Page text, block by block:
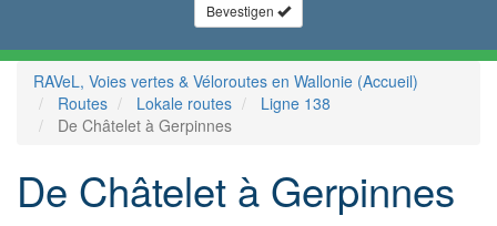
Bevestigen
RAVeL, Voies vertes & Véloroutes en Wallonie (Accueil)
Routes
Lokale routes
Ligne 138
De Châtelet à Gerpinnes
De Châtelet à Gerpinnes